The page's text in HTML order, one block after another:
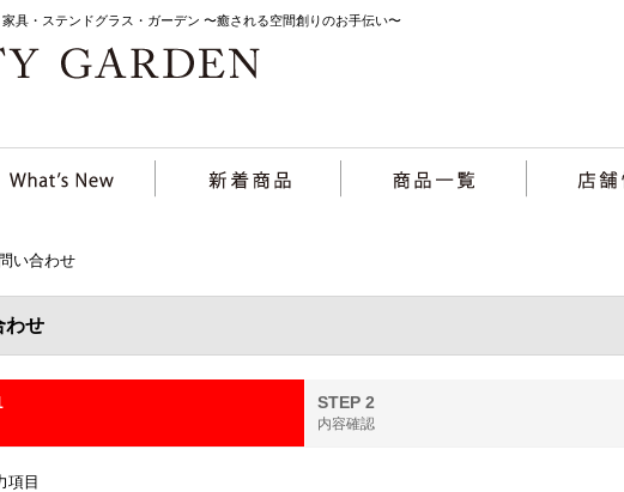
具・ステンドグラス・ガーデン 〜癒される空間創りのお手伝い〜
い合わせ
わせ
STEP 2
内容確認
項目